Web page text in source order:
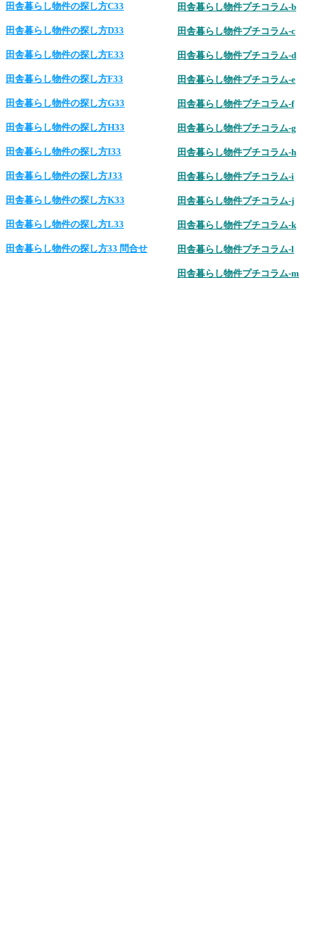
田舎暮らし物件の探し方C33
田舎暮らし物件の探し方D33
田舎暮らし物件の探し方E33
田舎暮らし物件の探し方F33
田舎暮らし物件の探し方G33
田舎暮らし物件の探し方H33
田舎暮らし物件の探し方I33
田舎暮らし物件の探し方J33
田舎暮らし物件の探し方K33
田舎暮らし物件の探し方L33
田舎暮らし物件の探し方33 問合せ
田舎暮らし物件プチコラム-b
田舎暮らし物件プチコラム-c
田舎暮らし物件プチコラム-d
田舎暮らし物件プチコラム-e
田舎暮らし物件プチコラム-f
田舎暮らし物件プチコラム-g
田舎暮らし物件プチコラム-h
田舎暮らし物件プチコラム-i
田舎暮らし物件プチコラム-j
田舎暮らし物件プチコラム-k
田舎暮らし物件プチコラム-l
田舎暮らし物件プチコラム-m